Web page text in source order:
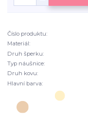
Číslo produktu:
Materiál:
Druh šperku:
Typ náušnice:
Druh kovu:
Hlavní barva: